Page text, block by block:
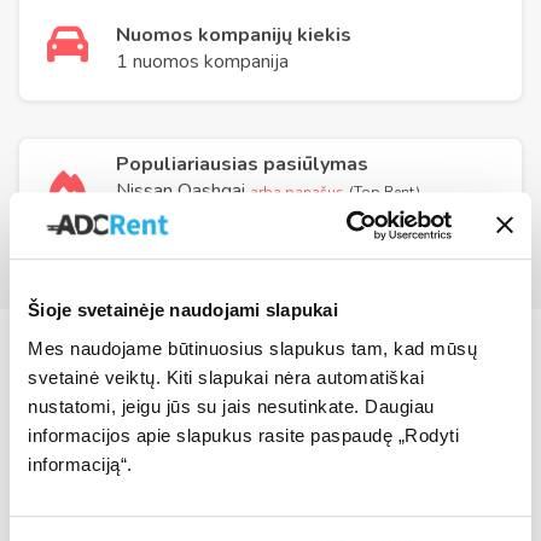
Šioje svetainėje naudojami slapukai
Mes naudojame būtinuosius slapukus tam, kad mūsų
svetainė veiktų. Kiti slapukai nėra automatiškai
nustatomi, jeigu jūs su jais nesutinkate. Daugiau
informacijos apie slapukus rasite paspaudę „Rodyti
informaciją“.
Nuomos kompanijų kiekis
1 nuomos kompanija
Populiariausias pasiūlymas
Nissan Qashqai arba panašus (Top Rent)
Kodėl rezervuoti nuomos
automobilį per ADCRent?